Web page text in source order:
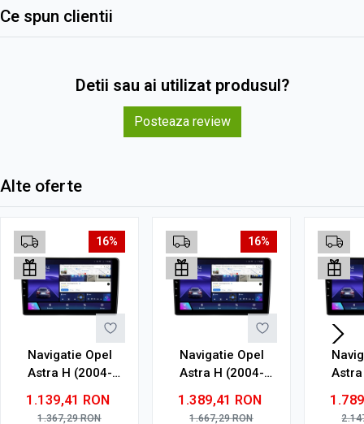
Ce spun clientii
Detii sau ai utilizat produsul?
Posteaza review
Alte oferte
16%
Navigatie Opel
Astra H (2004-
cu Android, 4GB
1.139,41 RON
1.367,29RON
16%
Navigatie Opel
Astra H (2004-
cu Android, 6GB
1.389,41 RON
1.667,29RON
cu